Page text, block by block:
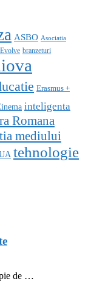
ASBO Asociatia
branzeturi
Erasmus +
inteligenta
Romana
mediului
tehnologie
de …